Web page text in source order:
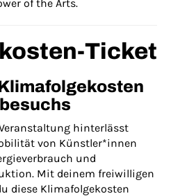
of the Arts.
Ticket
hinterlässt
von Künstler*innen
und
Mit deinem freiwilligen
diese Klimafolgekosten